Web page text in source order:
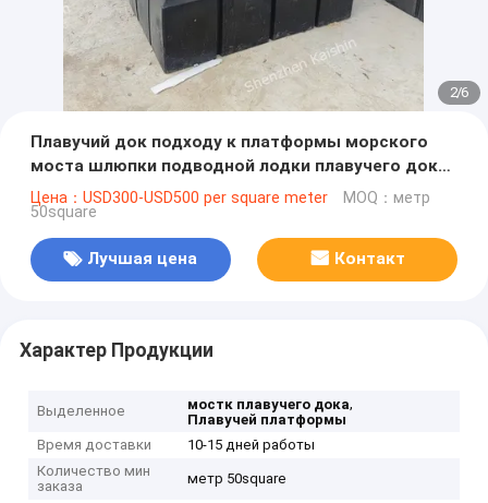
2/6
Плавучий док подходу к платформы морского
моста шлюпки подводной лодки плавучего дока
корабля морского плавая алюминиевый
Цена：USD300-USD500 per square meter MOQ：метр
50square
Лучшая цена Контакт
Характер Продукции
Выделенное мостк плавучего дока,
Плавучей платформы
Время доставки
10-15 дней работы
Количество мин
заказа
метр 50square